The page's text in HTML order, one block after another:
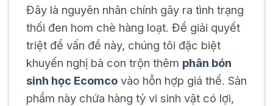
Đây là nguyên nhân chính gây ra tình trạng
thối đen hom chè hàng loạt. Để giải quyết
triệt để vấn đề này, chúng tôi đặc biệt
khuyến nghị bà con trộn thêm phân bón
sinh học Ecomcovào hỗn hợp giá thể. Sản
phẩm này chứa hàng tỷ vi sinh vật có lợi,